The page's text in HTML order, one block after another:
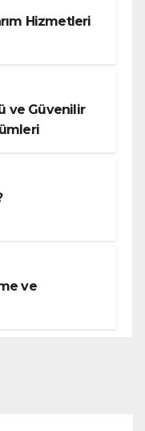
Hizmetleri
ve Güvenilir
ve